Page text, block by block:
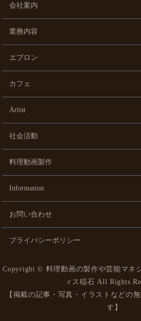
会社案内
業務内容
エプロン
カフェ
Artist
社会活動
料理動画製作
Information
お問い合わせ
プライバシーポリシー
Copyright © 料理動画の製作や芸能マネ
ィス稲石 All Rights
【掲載の記事・写真・イラストなどの
す】